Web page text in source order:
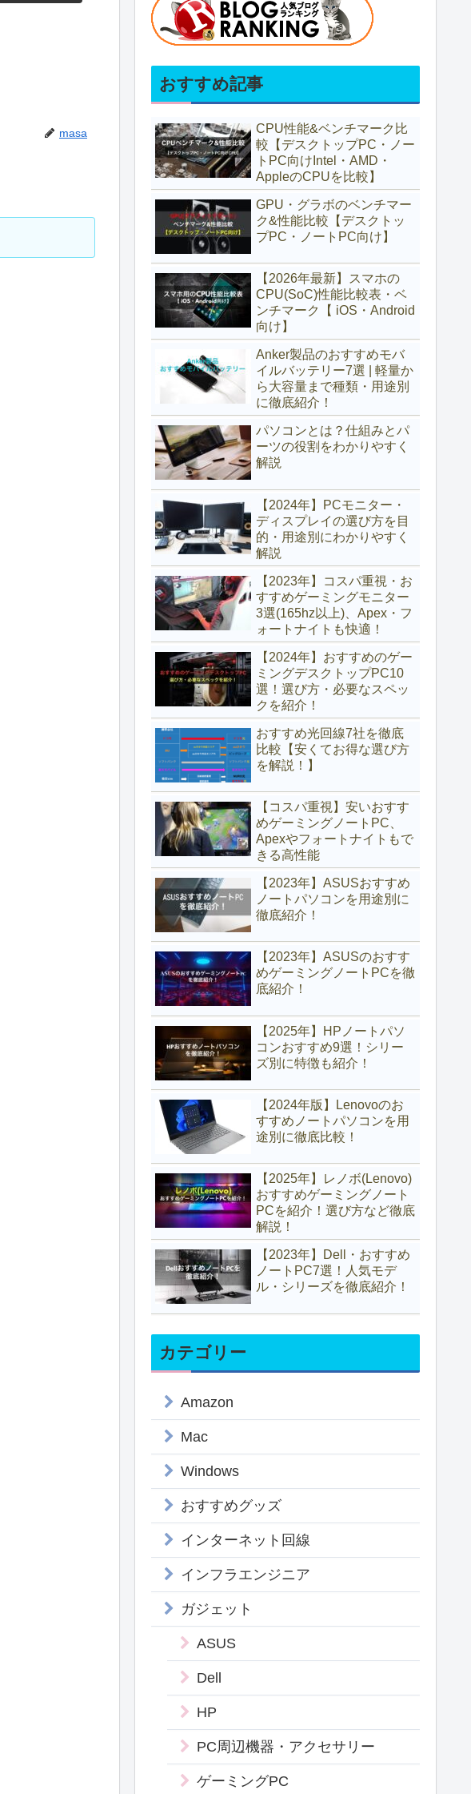
masa
おすすめ記事
CPU性能&ベンチマーク比
較【デスクトップPC・ノー
トPC向けIntel・AMD・
AppleのCPUを比較】
GPU・グラボのベンチマー
ク&性能比較【デスクトッ
プPC・ノートPC向け】
【2026年最新】スマホの
CPU(SoC)性能比較表・ベ
ンチマーク【 iOS・Android
向け】
Anker製品のおすすめモバ
イルバッテリー7選 | 軽量か
ら大容量まで種類・用途別
に徹底紹介！
パソコンとは？仕組みとパ
ーツの役割をわかりやすく
解説
【2024年】PCモニター・
ディスプレイの選び方を目
的・用途別にわかりやすく
解説
【2023年】コスパ重視・お
すすめゲーミングモニター
3選(165hz以上)、Apex・フ
ォートナイトも快適！
【2024年】おすすめのゲー
ミングデスクトップPC10
選！選び方・必要なスペッ
クを紹介！
おすすめ光回線7社を徹底
比較【安くてお得な選び方
を解説！】
【コスパ重視】安いおすす
めゲーミングノートPC、
Apexやフォートナイトもで
きる高性能
【2023年】ASUSおすすめ
ノートパソコンを用途別に
徹底紹介！
【2023年】ASUSのおすす
めゲーミングノートPCを徹
底紹介！
【2025年】HPノートパソ
コンおすすめ9選！シリー
ズ別に特徴も紹介！
【2024年版】Lenovoのお
すすめノートパソコンを用
途別に徹底比較！
【2025年】レノボ(Lenovo)
おすすめゲーミングノート
PCを紹介！選び方など徹底
解説！
【2023年】Dell・おすすめ
ノートPC7選！人気モデ
ル・シリーズを徹底紹介！
カテゴリー
Amazon
Mac
Windows
おすすめグッズ
インターネット回線
インフラエンジニア
ガジェット
ASUS
Dell
HP
PC周辺機器・アクセサリー
ゲーミングPC